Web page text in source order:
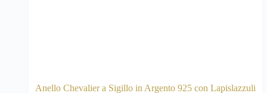
Anello Chevalier a Sigillo in Argento 925 con Lapislazzuli